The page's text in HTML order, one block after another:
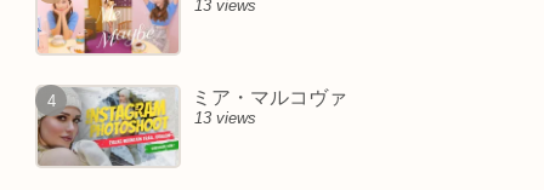
13 views
ミア・マルコヴァ
13 views